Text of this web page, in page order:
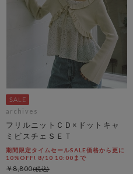
archives
フリルニットＣＤ×ドットキャ
ミビスチェＳＥＴ
期間限定タイムセールSALE価格から更に
10%OFF! 8/10 10:00まで
￥8,800